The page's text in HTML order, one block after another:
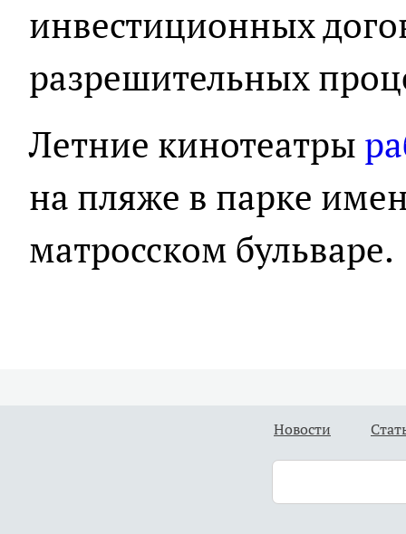
инвестиционных
разрешительных
Летние кинотеатры
на пляже в парке
матросском бульваре.
Новости